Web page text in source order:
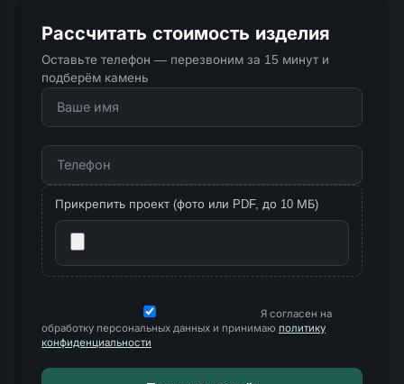
Рассчитать стоимость изделия
Оставьте телефон — перезвоним за 15 минут и
подберём камень
Прикрепить проект (фото или PDF, до 10 МБ)
Я согласен на
обработку персональных данных и принимаю политику
конфиденциальности